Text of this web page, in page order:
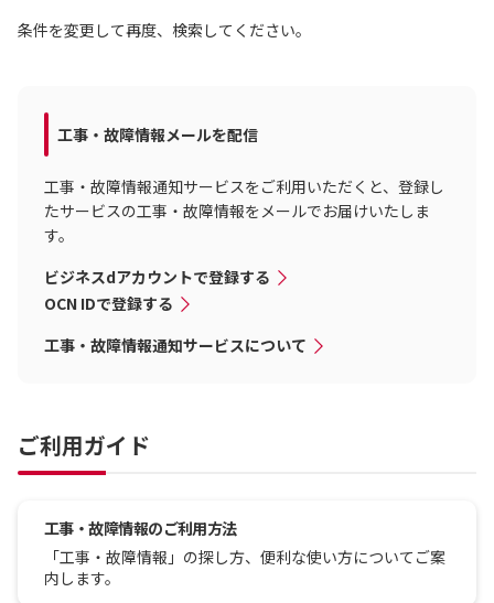
条件を変更して再度、検索してください。
工事・故障情報メールを配信
工事・故障情報通知サービスをご利用いただくと、登録し
たサービスの工事・故障情報をメールでお届けいたしま
す。
ビジネスdアカウントで登録する
OCN IDで登録する
工事・故障情報通知サービスについて
ご利用ガイド
工事・故障情報のご利用方法
「工事・故障情報」の探し方、便利な使い方についてご案
内します。